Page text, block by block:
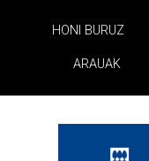
HONI BURUZ
ARAUAK